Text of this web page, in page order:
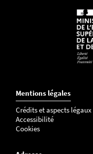
Mentions légales
Crédits et aspects légaux
Accessibilité
Cookies